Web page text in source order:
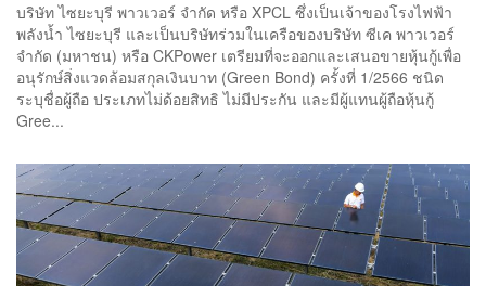
บริษัท ไซยะบุรี พาวเวอร์ จำกัด หรือ XPCL ซึ่งเป็นเจ้าของโรงไฟฟ้า
พลังน้ำ ไซยะบุรี และเป็นบริษัทร่วมในเครือของบริษัท ซีเค พาวเวอร์
จำกัด (มหาชน) หรือ CKPower เตรียมที่จะออกและเสนอขายหุ้นกู้เพื่อ
อนุรักษ์สิ่งแวดล้อมสกุลเงินบาท (Green Bond) ครั้งที่ 1/2566 ชนิด
ระบุชื่อผู้ถือ ประเภทไม่ด้อยสิทธิ ไม่มีประกัน และมีผู้แทนผู้ถือหุ้นกู้
Gree...